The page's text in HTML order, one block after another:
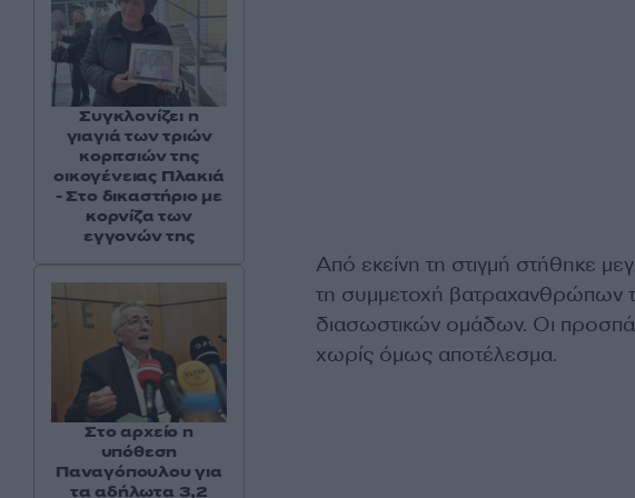
Από εκείνη τη στιγμή στήθηκε
τη συμμετοχή βατραχανθρώπων
διασωστικών ομάδων. Οι
χωρίς όμως αποτέλεσμα.
Συγκλονίζει η
γιαγιά των τριών
κοριτσιών της
οικογένειας Πλακιά
- Στο δικαστήριο με
κορνίζα των
εγγονών της
Στο αρχείο η
υπόθεση
Παναγόπουλου για
τα αδήλωτα 3,2